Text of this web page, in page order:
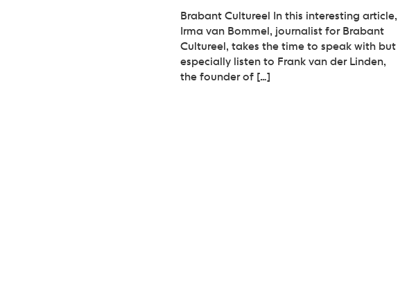
Brabant Cultureel In this interesting article,
Irma van Bommel, journalist for Brabant
Cultureel, takes the time to speak with but
especially listen to Frank van der Linden,
the founder of […]